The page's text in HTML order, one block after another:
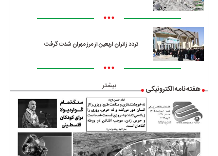
•••
تردد زائران اربعین از مرز مهران شدت گرفت
•••
بیشتر هفته نامه الکترونیکی